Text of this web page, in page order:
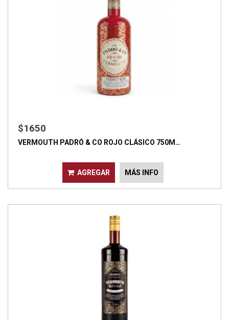
$1650
VERMOUTH PADRÓ & CO ROJO CLÁSICO 750M…
AGREGAR MÁS INFO